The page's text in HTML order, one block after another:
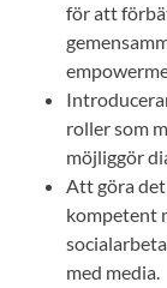
för att
roller som
möjliggör
Att göra
kompetent
med media.